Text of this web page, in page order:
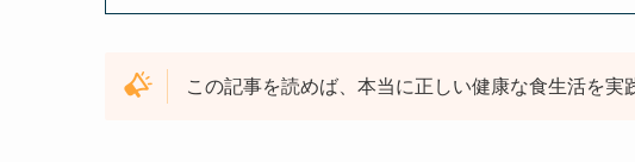
この記事を読めば、本当に正しい健康な食生活を実